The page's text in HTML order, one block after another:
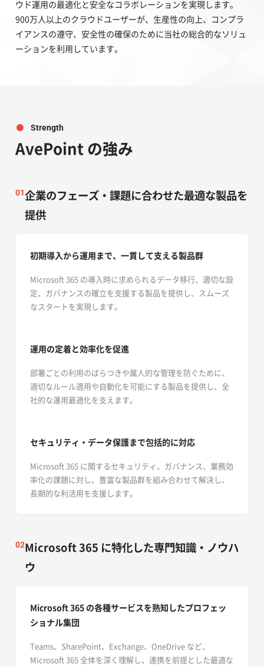
ウド運用の最適化と安全なコラボレーションを実現します。
900万人以上のクラウドユーザーが、生産性の向上、コンプラ
イアンスの遵守、安全性の確保のために当社の総合的なソリュ
ーションを利用しています。
Strength
AvePoint の強み
01企業のフェーズ・課題に合わせた最適な製品を
提供
初期導入から運用まで、一貫して支える製品群
Microsoft 365 の導入時に求められるデータ移行、適切な設
定、ガバナンスの確立を支援する製品を提供し、スムーズ
なスタートを実現します。
運用の定着と効率化を促進
部署ごとの利用のばらつきや属人的な管理を防ぐために、
適切なルール適用や自動化を可能にする製品を提供し、全
社的な運用最適化を支えます。
セキュリティ・データ保護まで包括的に対応
Microsoft 365 に関するセキュリティ、ガバナンス、業務効
率化の課題に対し、豊富な製品群を組み合わせて解決し、
長期的な利活用を支援します。
02Microsoft 365 に特化した専門知識・ノウハ
ウ
Microsoft 365 の各種サービスを熟知したプロフェッ
ショナル集団
Teams、SharePoint、Exchange、OneDrive など、
Microsoft 365 全体を深く理解し、連携を前提とした最適な